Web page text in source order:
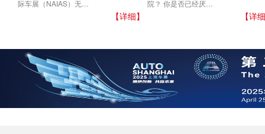
际车展（NAIAS）无…
【详细】
院？ 你是否已经厌…
【详